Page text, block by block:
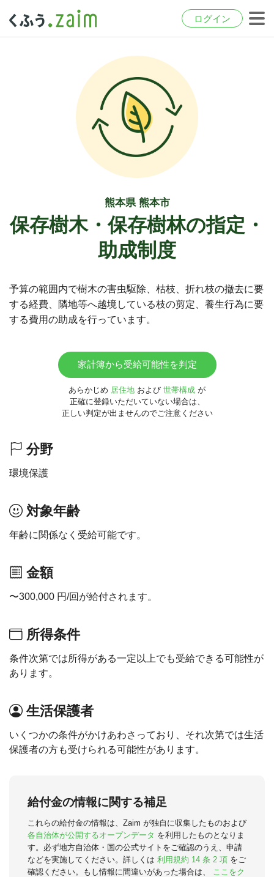
ログイン
熊本県 熊本市
保存樹木・保存樹林の指定・
助成制度
予算の範囲内で樹木の害虫駆除、枯枝、折れ枝の撤去に要
する経費、隣地等へ越境している枝の剪定、養生行為に要
する費用の助成を行っています。
家計簿から受給可能性を判定
あらかじめ 居住地 および 世帯構成 が
正確に登録いただいていない場合は、
正しい判定が出ませんのでご注意ください
分野
環境保護
対象年齢
年齢に関係なく受給可能です。
金額
〜300,000 円/回が給付されます。
所得条件
条件次第では所得がある一定以上でも受給できる可能性が
あります。
生活保護者
いくつかの条件がかけあわさっており、それ次第では生活
保護者の方も受けられる可能性があります。
給付金の情報に関する補足
これらの給付金の情報は、Zaim が独自に収集したものおよび
各自治体が公開するオープンデータ を利用したものとなりま
す。必ず地方自治体・国の公式サイトをご確認のうえ、申請
などを実施してください。詳しくは 利用規約 14 条 2 項 をご
確認ください。もし情報に間違いがあった場合は、
ここをク